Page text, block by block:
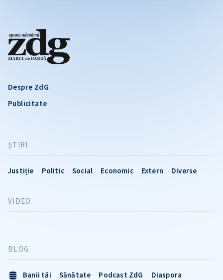
Despre ZdG
Publicitate
ŞTIRI
Justiție Politic Social Economic Extern Diverse
VIDEO
BLOG
Banii tăi Sănătate Podcast ZdG
Diaspora